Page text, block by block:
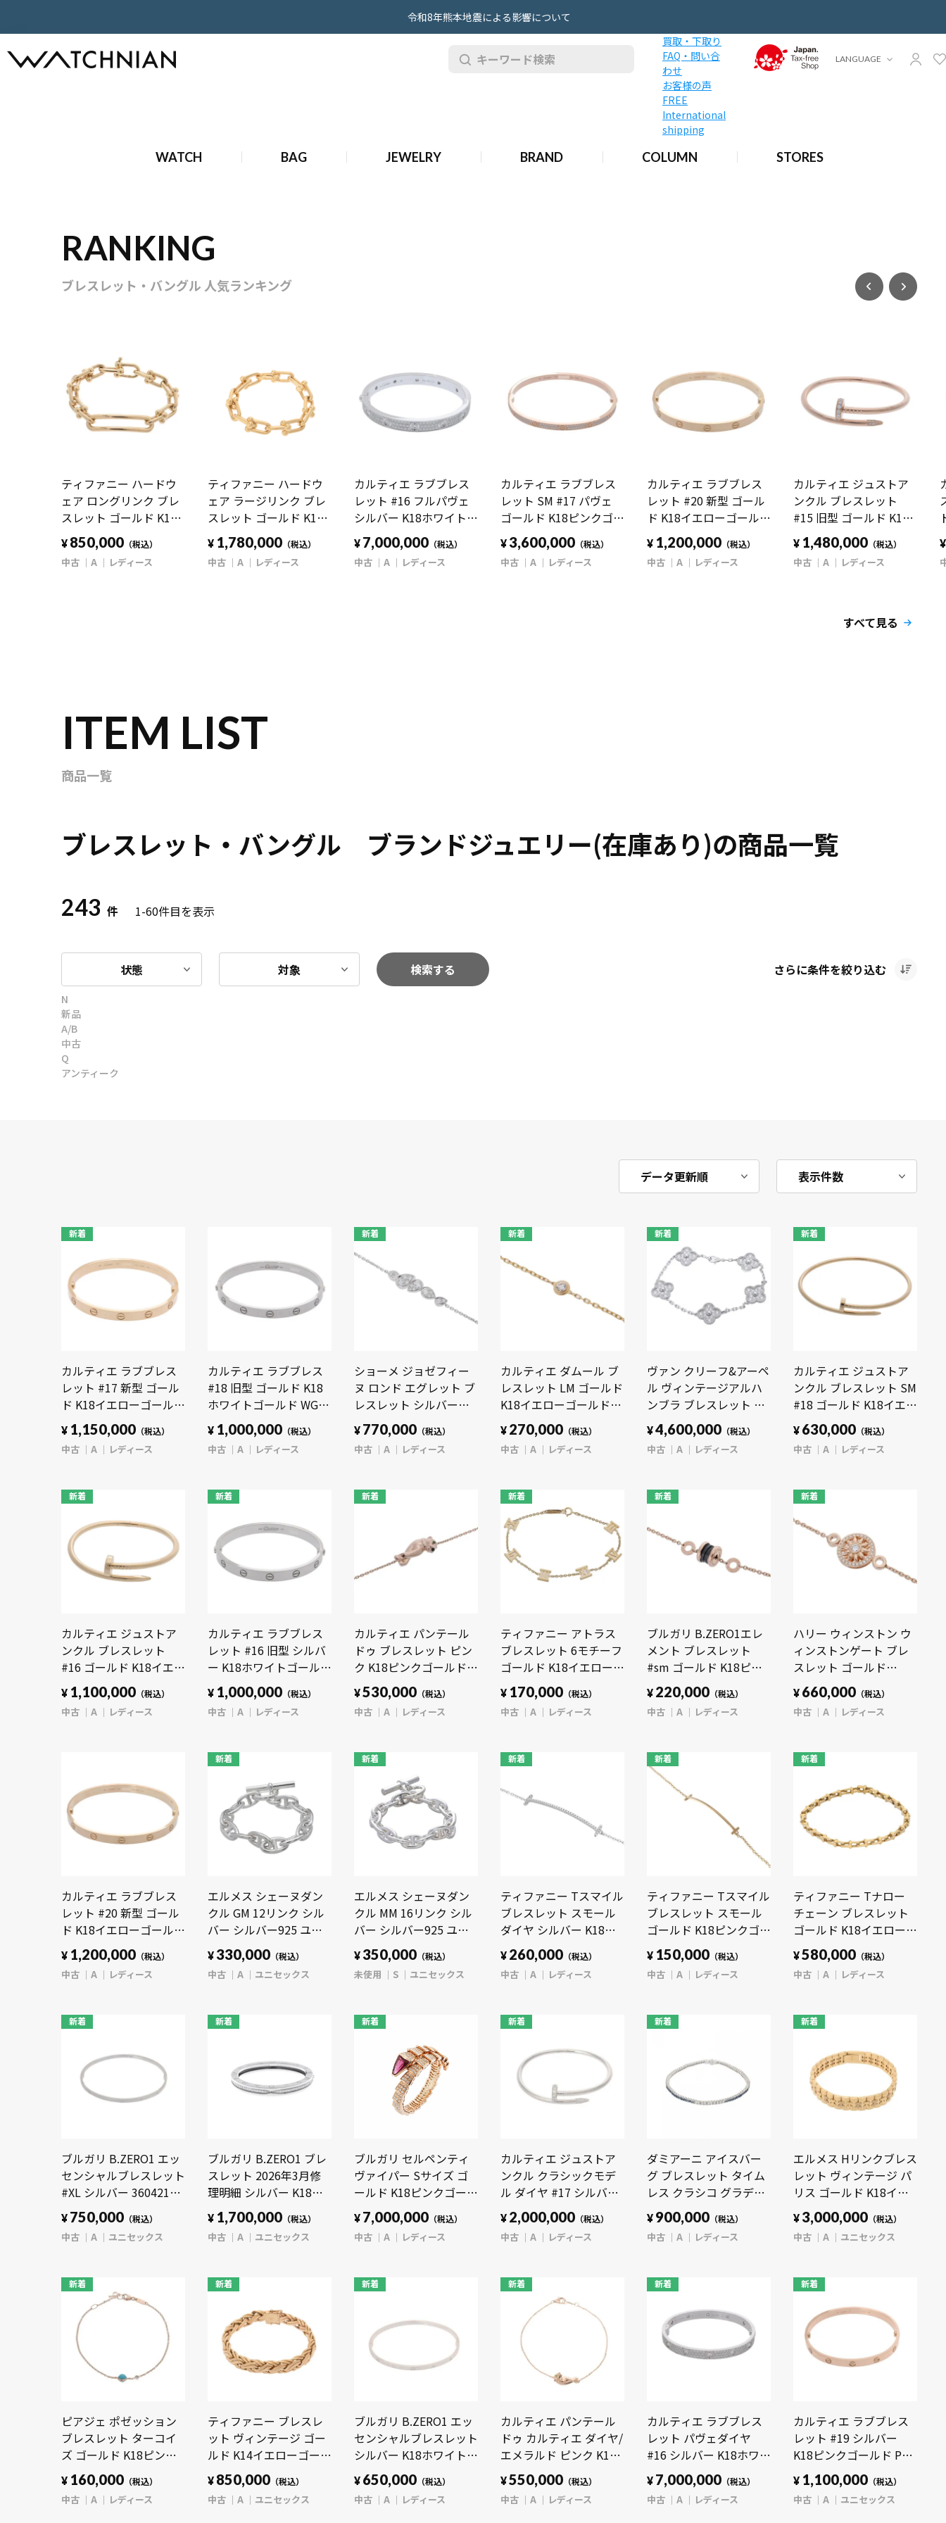
令和8年熊本地震による影響について
買取・下取り
FAQ・問い合
わせ
お客様の声
FREE
International
shipping
WATCH BAG JEWELRY BRAND COLUMN STORES
LANGUAGE
RANKING
ブレスレット・バングル 人気ランキング
ティファニー ハードウ
ェア ロングリンク ブレ
スレット ゴールド K18
イエローゴールド YG レ
ディース ジュエリー
【中古】【jewelry】
¥ 850,000 （税込）
中古 A レディース
ティファニー ハードウ
ェア ラージリンク ブレ
スレット ゴールド K18
イエローゴールド YG レ
ディース ジュエリー
【中古】【jewelry】
¥ 1,780,000 （税込）
中古 A レディース
カルティエ ラブブレス
レット #16 フルパヴェ
シルバー K18ホワイトゴ
ールド WG レディース
ジュエリー 【中古】
【jewelry】
¥ 7,000,000 （税込）
中古 A レディース
カルティエ ラブブレス
レット SM #17 パヴェ
ゴールド K18ピンクゴー
ルド PG レディース ジ
ュエリー 【中古】
【jewelry】
¥ 3,600,000 （税込）
中古 A レディース
カルティエ ラブブレス
レット #20 新型 ゴール
ド K18イエローゴールド
YG レディース ジュエリ
ー 【中古】【jewelry】
¥ 1,200,000 （税込）
中古 A レディース
カルティエ ジュストア
ンクル ブレスレット
#15 旧型 ゴールド K18
ピンクゴールド PG レデ
ィース ジュエリー 【中
古】【jewelry】
¥ 1,480,000 （税込）
中古 A レディース
すべて見る
ITEM LIST
商品一覧
ブレスレット・バングル ブランドジュエリー(在庫あり)の商品一覧
243 件 1-60件目を表示
状態 対象 検索する さらに条件を絞り込む
N
新品
A/B
中古
Q
アンティーク
新着
カルティエ ラブブレス
レット #17 新型 ゴール
ド K18イエローゴールド
YG レディース ジュエリ
ー 【中古】【jewelry】
¥ 1,150,000 （税込）
中古 A レディース
カルティエ ラブブレス
#18 旧型 ゴールド K18
ホワイトゴールド WG
レディース ジュエリー
【中古】【jewelry】
¥ 1,000,000 （税込）
中古 A レディース
新着
ショーメ ジョゼフィー
ヌ ロンド エグレット ブ
レスレット シルバー
083861-000 K18ホワイ
トゴールド WG レディ
ース ジュエリー 【中
¥ 770,000 （税込）
中古 A レディース
新着
カルティエ ダムール ブ
レスレット LM ゴールド
K18イエローゴールド
YG レディース ジュエリ
ー 【中古】【jewelry】
¥ 270,000 （税込）
中古 A レディース
新着
ヴァン クリーフ&アーペ
ル ヴィンテージアルハ
ンブラ ブレスレット 5P
シルバー VCARA41500
K18ホワイトゴールド
WG レディース ジュエ
【jewelry】
¥4,600,000 （税込）
中古 A レディース
新着
カルティエ ジュストア
ンクル ブレスレット SM
#18 ゴールド K18イエロ
ーゴールド YG レディー
ス ジュエリー 【中古】
【jewelry】
¥ 630,000 （税込）
中古 A レディース
新着
カルティエ ジュストア
ンクル ブレスレット
#16 ゴールド K18イエロ
ーゴールド YG レディー
ス ジュエリー 【中古】
【jewelry】
¥ 1,100,000 （税込）
中古 A レディース
新着
カルティエ ラブブレス
レット #16 旧型 シルバ
ー K18ホワイトゴールド
WG レディース ジュエ
リー 【中古】
【jewelry】
¥ 1,000,000 （税込）
中古 A レディース
新着
カルティエ パンテール
ドゥ ブレスレット ピン
ク K18ピンクゴールド
PG レディース ジュエリ
ー 【中古】【jewelry】
¥530,000 （税込）
中古 A レディース
新着
ティファニー アトラス
ブレスレット 6モチーフ
ゴールド K18イエローゴ
ールド YG レディース ジ
ュエリー 【中古】
【jewelry】
¥ 170,000 （税込）
中古 A レディース
新着
ブルガリ B.ZERO1エレ
メント ブレスレット
#sm ゴールド K18ピン
クゴールド PG/ブラック
セラミック レディース
ジュエリー 【中古】
¥ 220,000 （税込）
中古 A レディース
新着
ハリー ウィンストン ウ
ィンストンゲート ブレ
スレット ゴールド
BRDRRD1MWG K18ピン
クゴールド PG レディー
ス ジュエリー 【中古】
¥ 660,000 （税込）
中古 A レディース
カルティエ ラブブレス
レット #20 新型 ゴール
ド K18イエローゴールド
YG レディース ジュエリ
ー 【中古】【jewelry】
¥ 1,200,000 （税込）
中古 A レディース
新着
エルメス シェーヌダン
クル GM 12リンク シル
バー シルバー925 ユニ
セックス ジュエリー
【中古】【jewelry】
¥ 330,000 （税込）
中古 A ユニセックス
新着
エルメス シェーヌダン
クル MM 16リンク シル
バー シルバー925 ユニ
セックス ジュエリー
【未使用】【jewelry】
¥ 350,000 （税込）
未使用 S ユニセックス
新着
ティファニー Tスマイル
ブレスレット スモール
ダイヤ シルバー K18ホ
ワイトゴールド WG レ
ディース ジュエリー
【中古】【jewelry】
¥ 260,000 （税込）
中古 A レディース
新着
ティファニー Tスマイル
ブレスレット スモール
ゴールド K18ピンクゴー
ルド PG レディース ジ
ュエリー 【中古】
【jewelry】
¥ 150,000 （税込）
中古 A レディース
新着
ティファニー Tナロー
チェーン ブレスレット
ゴールド K18イエローゴ
ールド YG レディース ジ
ュエリー 【中古】
【jewelry】
¥580,000 （税込）
中古 A レディース
新着
ブルガリ B.ZERO1 エッ
センシャルブレスレット
#XL シルバー 360421
K18ホワイトゴールド
WG ユニセックス ジュ
エリー 【中古】
¥ 750,000 （税込）
中古 A ユニセックス
新着
ブルガリ B.ZERO1 ブレ
スレット 2026年3月修
理明細 シルバー K18ホ
ワイトゴールド WG ユ
ニセックス ジュエリー
【中古】【jewelry】
¥ 1,700,000 （税込）
中古 A ユニセックス
新着
ブルガリ セルペンティ
ヴァイパー Sサイズ ゴ
ールド K18ピンクゴール
ド PG レディース ジュ
エリー 【中古】
【jewelry】
¥ 7,000,000 （税込）
中古 A レディース
新着
カルティエ ジュストア
ンクル クラシックモデ
ル ダイヤ #17 シルバー
K18ホワイトゴールド
WG レディース ジュエ
リー 【中古】
¥ 2,000,000 （税込）
中古 A レディース
新着
ダミアーニ アイスバー
グ ブレスレット タイム
レス クラシコ グラデー
ション シルバー/ブルー
K18ホワイトゴールド
WG レディース ジュエ
【jewelry】
¥ 900,000 （税込）
中古 A レディース
新着
エルメス Hリンクブレス
レット ヴィンテージ パ
リス ゴールド K18イエ
ローゴールド YG ユニセ
ックス ジュエリー 【中
古】【jewelry】
¥ 3,000,000 （税込）
中古 A ユニセックス
新着
ピアジェ ポゼッション
ブレスレット ターコイ
ズ ゴールド K18ピンク
ゴールド PG レディース
ジュエリー 【中古】
【jewelry】
¥ 160,000 （税込）
中古 A レディース
新着
ティファニー ブレスレ
ット ヴィンテージ ゴー
ルド K14イエローゴール
ド YG ユニセックス ジュ
エリー 【中古】
【jewelry】
¥ 850,000 （税込）
中古 A ユニセックス
新着
ブルガリ B.ZERO1 エッ
センシャルブレスレット
シルバー K18ホワイトゴ
ールド WG レディース
ジュエリー 【中古】
【jewelry】
¥ 650,000 （税込）
中古 A レディース
新着
カルティエ パンテール
ドゥ カルティエ ダイヤ/
エメラルド ピンク K18
ピンクゴールド PG レデ
ィース ジュエリー 【中
古】【jewelry】
¥550,000 （税込）
中古 A レディース
新着
カルティエ ラブブレス
レット パヴェダイヤ
#16 シルバー K18ホワイ
トゴールド WG レディ
ース ジュエリー 【中
古】【jewelry】
¥ 7,000,000 （税込）
中古 A レディース
新着
カルティエ ラブブレス
レット #19 シルバー
K18ピンクゴールド PG
ユニセックス ジュエリ
ー 【中古】【jewelry】
¥ 1,100,000 （税込）
中古 A ユニセックス